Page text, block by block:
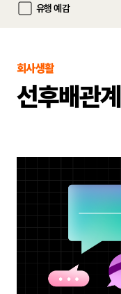
유행 예감
회사생활
선후배관계